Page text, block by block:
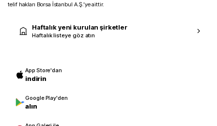
telif hakları Borsa İstanbul A.Ş.’ye aittir.
Haftalık yeni kurulan şirketler
Haftalık listeye göz atın
App Store'dan
indirin
Google Play'den
alın